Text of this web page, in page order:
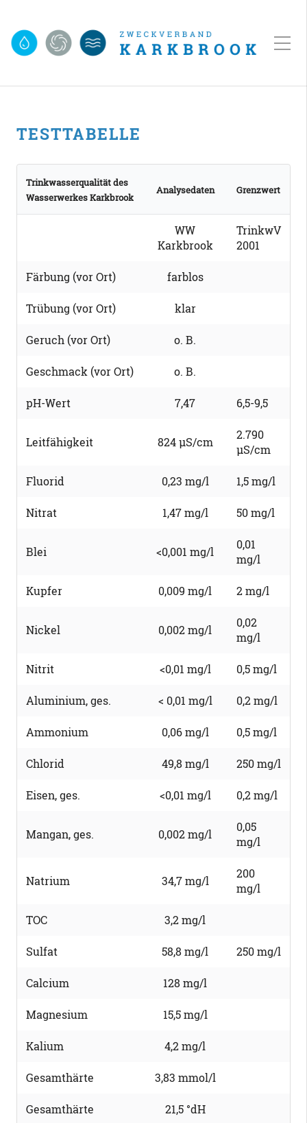
TESTTABELLE
Trinkwasserqualität des
Wasserwerkes Karkbrook
Analysedaten Grenzwert
WW
Karkbrook
TrinkwV
2001
Färbung (vor Ort) farblos
Trübung (vor Ort) klar
Geruch (vor Ort) o. B.
Geschmack (vor Ort) o. B.
pH-Wert 7,47 6,5-9,5
Leitfähigkeit 824 µS/cm
2.790
µS/cm
Fluorid 0,23 mg/l 1,5 mg/l
Nitrat 1,47 mg/l 50 mg/l
Blei <0,001 mg/l
0,01
mg/l
Kupfer 0,009 mg/l 2 mg/l
Nickel 0,002 mg/l
0,02
mg/l
Nitrit <0,01 mg/l 0,5 mg/l
Aluminium, ges. < 0,01 mg/l 0,2 mg/l
Ammonium 0,06 mg/l 0,5 mg/l
Chlorid 49,8 mg/l 250 mg/l
Eisen, ges. <0,01 mg/l 0,2 mg/l
Mangan, ges. 0,002 mg/l
0,05
mg/l
Natrium 34,7 mg/l
200
mg/l
TOC 3,2 mg/l
Sulfat 58,8 mg/l 250 mg/l
Calcium 128 mg/l
Magnesium 15,5 mg/l
Kalium 4,2 mg/l
Gesamthärte 3,83 mmol/l
Gesamthärte 21,5 °dH